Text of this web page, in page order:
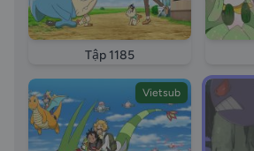
Tập 1185
Vietsub